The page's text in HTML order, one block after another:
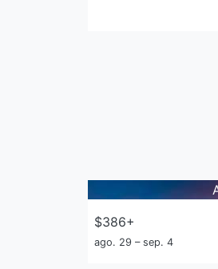
$386+
ago. 29 – sep. 4